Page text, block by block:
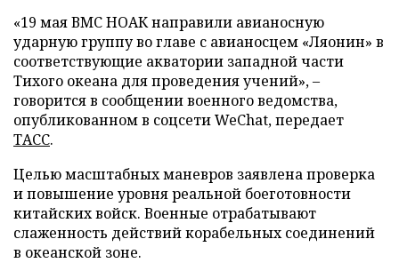
«19 мая ВМС НОАК направили авианосную
ударную группу во главе с авианосцем «Ляонин» в
соответствующие акватории западной части
Тихого океана для проведения учений», –
говорится в сообщении военного ведомства,
опубликованном в соцсети WeChat, передает
ТАСС.
Целью масштабных маневров заявлена проверка
и повышение уровня реальной боеготовности
китайских войск. Военные отрабатывают
слаженность действий корабельных соединений
в океанской зоне.